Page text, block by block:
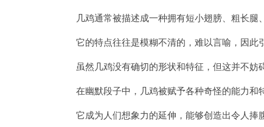
几鸡通常被描述成一种拥有短小翅膀、粗长腿
它的特点往往是模糊不清的，难以言喻，因此
虽然几鸡没有确切的形状和特征，但这并不妨
在幽默段子中，几鸡被赋予各种奇怪的能力和
它成为人们想象力的延伸，能够创造出令人捧腹